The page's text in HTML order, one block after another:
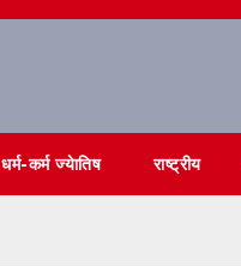
धर्म-कर्म ज्येातिष राष्ट्रीय